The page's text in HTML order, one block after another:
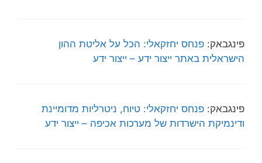
פינגבאק: פנחס יחזקאלי: הכל על אליטת ההון
הישראלית באתר ייצור ידע – ייצור ידע
פינגבאק: פנחס יחזקאלי: טיוח, ניטרליות מדומיינת
ודינמיקת הישרדות של מערכות אכיפה – ייצור ידע